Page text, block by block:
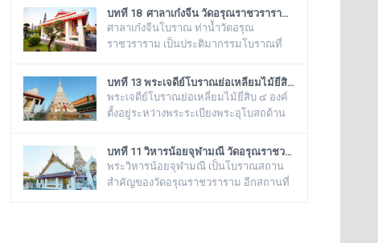
ราชวราราม ที่ชาวบ้านในละแวกนี้ให้
ความเคารพศรัทธาตั้งแต่ครั้งอดีตกาลจวบ
จนมาถึงยุคปัจ
ราชวรารามอีกแห่งหนึ่ง ตั้งอยู่ทางด้านทิศ
ใต้ของภูเขาจำลอง บริเวณศาลาเก๋งจีน ๓
หลัง ทางด้านหน้าวัดริมแม่น้ำเจ้าพระยา
โบราณสีเขียวแบบจีน ซึ่งเป็นสถานที่บรรจุ
บรรจุอัฐิของพระธรรมเจดีย์ (อุ่ม) อดีตเจ้า
อาวาสวัดอรุณราชวราราม องค์ที่ ๙
บทที่ 18 ศาลาเก๋งจีน วัดอรุณราชวราราม (แอพเดียวเที่ยวทั่ววัดอรุณ)
ศาลาเก๋งจีนโบราณ ท่าน้ำวัดอรุณ
ราชวราราม เป็นประติมากรรมโบราณที่
รัชสมัยของพระบาทสมเด็จพระนั่งเกล้าเจ้า
อยู่หัว รัชกาลที่ ๓ โดยมีพระราชดำริให้
สร้างขึ้นทั้งหมด ๖ หลัง เรียงรายอยู่บริเวณ
เอกลักษณ์โดดเด่นไม่เหมือนกัน อาทิเช่น
ศาลาเก๋งจีนหน้าทางเข้าพระปรางค์ จะมี
หินแกะสลักโบราณเป็นรูปจระเข้อย
บทที่ 13 พระเจดีย์โบราณย่อเหลี่ยมไม้ยี่สิบ วัดอรุณราชวราราม (แอพเดียวเที่ยวทั่ววัดอรุณ)
พระเจดีย์โบราณย่อเหลี่ยมไม้ยี่สิบ ๔ องค์
ตั้งอยู่ระหว่างพระระเบียงพระอุโบสถด้าน
เรียงรายเป็นแถวตรงจากทิศตะวันออกสู่ทิศ
ตะวันตก มีห่างกันพอควร และเป็นพระ
เจดีย์ที่มีลักษณะแบบเดียวกัน มีขนาดเท่า
บทที่ 11 วิหารน้อยจุฬามณี วัดอรุณราชวราราม (แอพเดียวเที่ยวทั่ววัดอรุณ)
พระวิหารน้อยจุฬามณี เป็นโบราณสถาน
สำคัญของวัดอรุณราชวราราม อีกสถานที่